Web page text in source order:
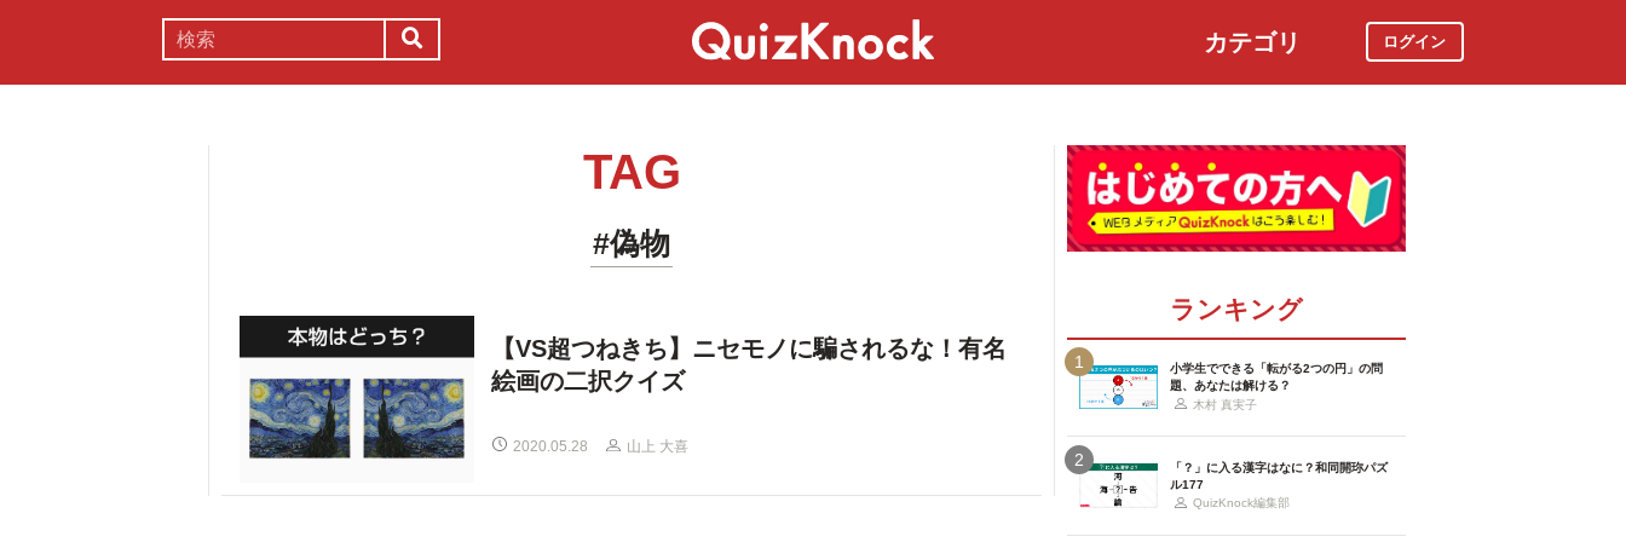
カテゴリ ログイン
TAG
#偽物
【VS超つねきち】ニセモノに騙されるな！有名
絵画の二択クイズ
2020.05.28 山上 大喜
ランキング
1
小学生でできる「転がる2つの円」の問
題、あなたは解ける？
木村 真実子
2
「？」に入る漢字はなに？和同開珎パズ
ル177
QuizKnock編集部